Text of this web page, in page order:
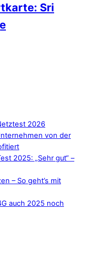
Sri
2026
von der
2025: „Sehr gut“ –
– So geht’s mit
auch 2025 noch